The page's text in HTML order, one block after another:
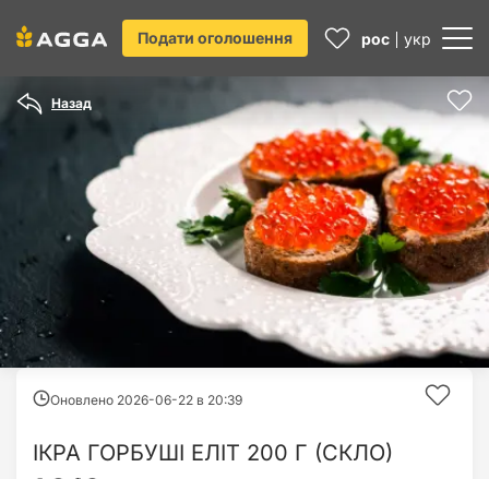
Подати оголошення рос укр
Назад
Оновлено 2026-06-22 в 20:39
ІКРА ГОРБУШІ ЕЛІТ 200 Г (СКЛО)